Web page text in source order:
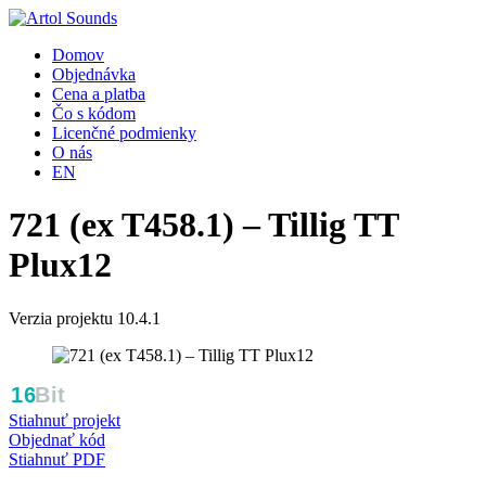
Domov
Objednávka
Cena a platba
Čo s kódom
Licenčné podmienky
O nás
EN
721 (ex T458.1) – Tillig TT
Plux12
Verzia projektu 10.4.1
Stiahnuť projekt
Objednať kód
Stiahnuť PDF